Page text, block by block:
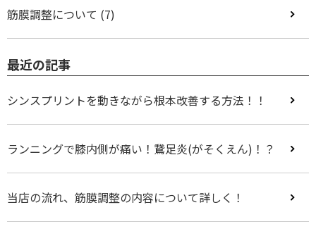
筋膜調整について (7)
最近の記事
シンスプリントを動きながら根本改善する方法！！
ランニングで膝内側が痛い！鵞足炎(がそくえん)！？
当店の流れ、筋膜調整の内容について詳しく！